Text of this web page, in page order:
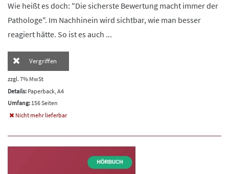
Wie heißt es doch: "Die sicherste Bewertung macht immer der
Pathologe". Im Nachhinein wird sichtbar, wie man besser
reagiert hätte. So ist es auch ...
Vergriffen
zzgl. 7% MwSt
Details: Paperback, A4
Umfang: 156 Seiten
Nicht mehr lieferbar